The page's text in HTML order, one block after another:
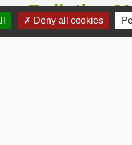
Bulletins
Deny all cookies